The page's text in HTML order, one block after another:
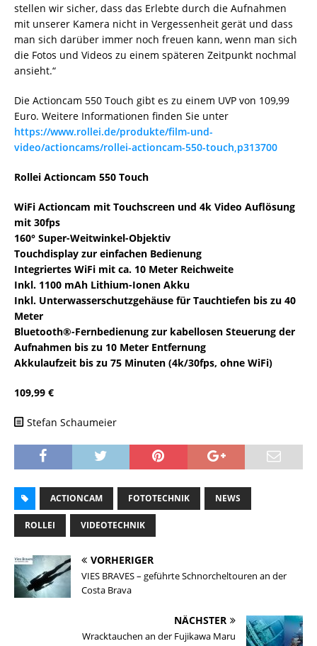
stellen wir sicher, dass das Erlebte durch die Aufnahmen
mit unserer Kamera nicht in Vergessenheit gerät und dass
man sich darüber immer noch freuen kann, wenn man sich
die Fotos und Videos zu einem späteren Zeitpunkt nochmal
ansieht.“
Die Actioncam 550 Touch gibt es zu einem UVP von 109,99
Euro. Weitere Informationen finden Sie unter
https://www.rollei.de/produkte/film-und-
video/actioncams/rollei-actioncam-550-touch,p313700
Rollei Actioncam 550 Touch
WiFi Actioncam mit Touchscreen und 4k Video Auflösung
mit 30fps
160° Super-Weitwinkel-Objektiv
Touchdisplay zur einfachen Bedienung
Integriertes WiFi mit ca. 10 Meter Reichweite
Inkl. 1100 mAh Lithium-Ionen Akku
Inkl. Unterwasserschutzgehäuse für Tauchtiefen bis zu 40
Meter
Bluetooth®-Fernbedienung zur kabellosen Steuerung der
Aufnahmen bis zu 10 Meter Entfernung
Akkulaufzeit bis zu 75 Minuten (4k/30fps, ohne WiFi)
109,99 €
Stefan Schaumeier
ACTIONCAM FOTOTECHNIK NEWS
ROLLEI VIDEOTECHNIK
VORHERIGER
VIES BRAVES – geführte Schnorcheltouren an der
Costa Brava
NÄCHSTER
Wracktauchen an der Fujikawa Maru